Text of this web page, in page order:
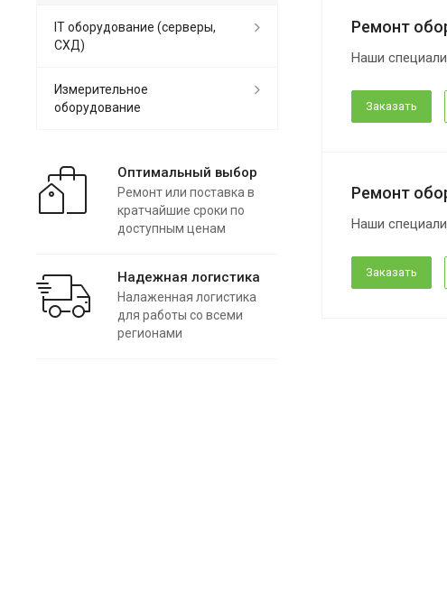
Ремонт
Наши
Заказать
Ремонт
Наши
Заказать
IT оборудование (серверы,
СХД)
Измерительное
оборудование
Оптимальный выбор
Ремонт или поставка в
кратчайшие сроки по
доступным ценам
Надежная логистика
Налаженная логистика
для работы со всеми
регионами